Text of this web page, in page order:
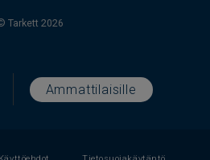
Tarkett 2026
Ammattilaisille